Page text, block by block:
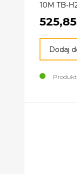
10M TB-
525,85
Dodaj